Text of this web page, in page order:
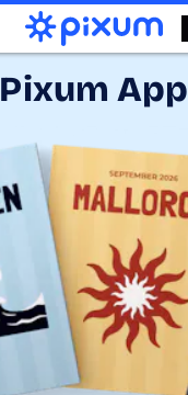
Pixum App